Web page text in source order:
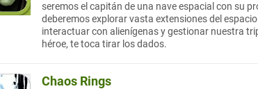
seremos el capitán de una nave espacial con su
deberemos explorar vasta extensiones del
interactuar con alienígenas y gestionar nuestra
héroe, te toca tirar los dados.
Chaos Rings